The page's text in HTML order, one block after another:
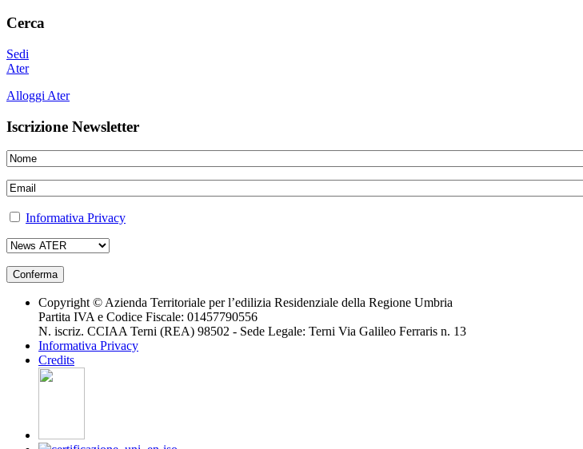
Cerca
Sedi
Ater
Alloggi Ater
Iscrizione Newsletter
Informativa Privacy
Copyright © Azienda Territoriale per l’edilizia Residenziale della Regione Umbria
Partita IVA e Codice Fiscale: 01457790556
N. iscriz. CCIAA Terni (REA) 98502 - Sede Legale: Terni Via Galileo Ferraris n. 13
Informativa Privacy
Credits